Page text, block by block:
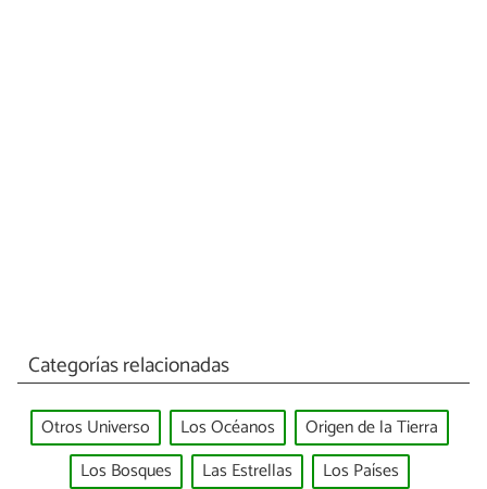
Categorías relacionadas
Otros Universo Los Océanos
Origen de la Tierra
Los Bosques
Las Estrellas Los Países